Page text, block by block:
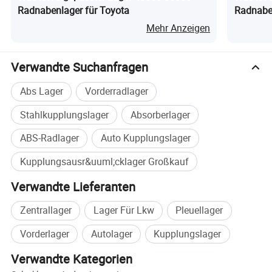
Radnabenlager für Toyota
Mehr Anzeigen
Verwandte Suchanfragen
Abs Lager
Vorderradlager
Stahlkupplungslager
Absorberlager
ABS-Radlager
Auto Kupplungslager
Kupplungsausr&uuml;cklager Großkauf
Verwandte Lieferanten
Zentrallager Lager Für Lkw
Pleuellager
Vorderlager
Autolager Kupplungslager
Verwandte Kategorien